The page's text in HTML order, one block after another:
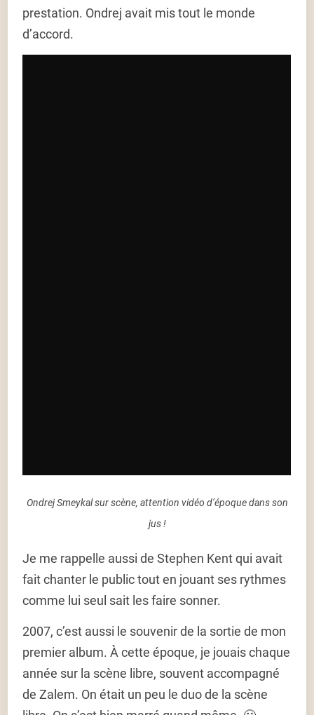
prestation. Ondrej avait mis tout le monde
d’accord.
Ondrej Smeykal sur scène, attention vidéo d’époque dans son
jus !
Je me rappelle aussi de Stephen Kent qui avait
fait chanter le public tout en jouant ses rythmes
comme lui seul sait les faire sonner.
2007, c’est aussi le souvenir de la sortie de mon
premier album. À cette époque, je jouais chaque
année sur la scène libre, souvent accompagné
de Zalem. On était un peu le duo de la scène